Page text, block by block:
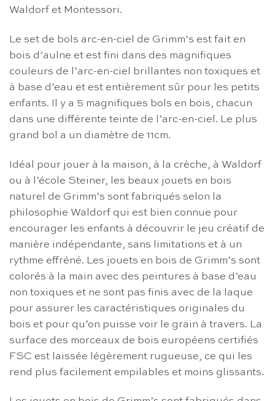
Waldorf et Montessori.
Le set de bols arc-en-ciel de Grimm’s est fait en
bois d’aulne et est fini dans des magnifiques
couleurs de l’arc-en-ciel brillantes non toxiques et
à base d’eau et est entièrement sûr pour les petits
enfants. Il y a 5 magnifiques bols en bois, chacun
dans une différente teinte de l’arc-en-ciel. Le plus
grand bol a un diamètre de 11cm.
Idéal pour jouer à la maison, à la crèche, à Waldorf
ou à l’école Steiner, les beaux jouets en bois
naturel de Grimm’s sont fabriqués selon la
philosophie Waldorf qui est bien connue pour
encourager les enfants à découvrir le jeu créatif de
manière indépendante, sans limitations et à un
rythme effréné. Les jouets en bois de Grimm’s sont
colorés à la main avec des peintures à base d’eau
non toxiques et ne sont pas finis avec de la laque
pour assurer les caractéristiques originales du
bois et pour qu’on puisse voir le grain à travers. La
surface des morceaux de bois européens certifiés
FSC est laissée légèrement rugueuse, ce qui les
rend plus facilement empilables et moins glissants.